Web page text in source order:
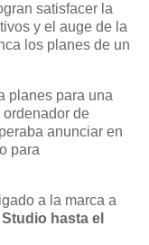
satisfacer la
y el auge de la
los planes de un
planes para una
de
anunciar en
para
a la marca a
hasta el